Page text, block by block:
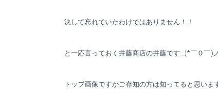
決して忘れていたわけではありません！！
と一応言っておく井藤商店の井藤です…(*￣０￣)ノ
トップ画像ですがご存知の方は知ってると思いま